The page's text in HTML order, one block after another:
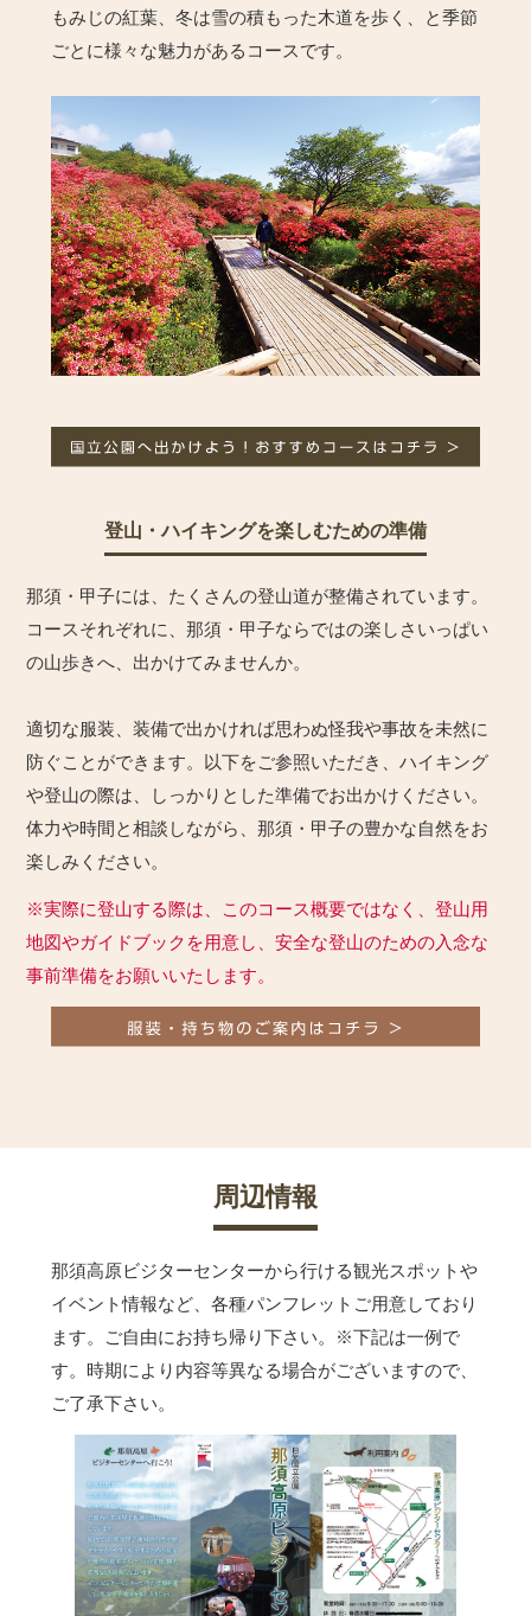
もみじの紅葉、冬は雪の積もった木道を歩く、と季節
ごとに様々な魅力があるコースです。
登山・ハイキングを楽しむための準備
那須・甲子には、たくさんの登山道が整備されています。
コースそれぞれに、那須・甲子ならではの楽しさいっぱい
の山歩きへ、出かけてみませんか。
適切な服装、装備で出かければ思わぬ怪我や事故を未然に
防ぐことができます。以下をご参照いただき、ハイキング
や登山の際は、しっかりとした準備でお出かけください。
体力や時間と相談しながら、那須・甲子の豊かな自然をお
楽しみください。
※実際に登山する際は、このコース概要ではなく、登山用
地図やガイドブックを用意し、安全な登山のための入念な
事前準備をお願いいたします。
周辺情報
那須高原ビジターセンターから行ける観光スポットや
イベント情報など、各種パンフレットご用意しており
ます。ご自由にお持ち帰り下さい。
※下記は一例で
す。時期により内容等異なる場合がございますので、
ご了承下さい。